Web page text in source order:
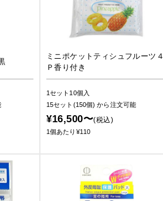
ミニポケットティシュフルーツ４
Ｐ香り付き
1セット10個入
15セット(150個)から注文可能
¥16,500〜(税込)
1個あたり¥110